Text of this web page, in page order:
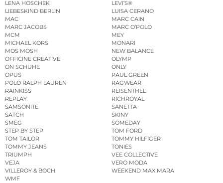
LENA HOSCHEK
LEVI’S®
LIEBESKIND BERLIN
LUISA CERANO
MAC
MARC CAIN
MARC JACOBS
MARC O’POLO
MCM
MEY
MICHAEL KORS
MONARI
MOS MOSH
NEW BALANCE
OFFICINE CREATIVE
OLYMP
ON SCHUHE
ONLY
OPUS
PAUL GREEN
POLO RALPH LAUREN
RAGWEAR
RAINKISS
REISENTHEL
REPLAY
RICHROYAL
SAMSONITE
SANETTA
SATCH
SKINY
SMEG
SOMEDAY
STEP BY STEP
TOM FORD
TOM TAILOR
TOMMY HILFIGER
TOMMY JEANS
TONIES
TRIUMPH
VEE COLLECTIVE
VEJA
VERO MODA
VILLEROY & BOCH
WEEKEND MAX MARA
WMF